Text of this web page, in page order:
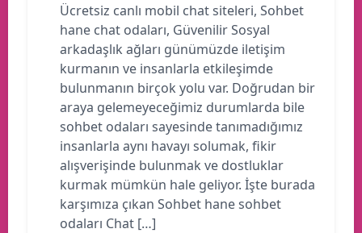
Ücretsiz canlı mobil chat siteleri, Sohbet
hane chat odaları, Güvenilir Sosyal
arkadaşlık ağları günümüzde iletişim
kurmanın ve insanlarla etkileşimde
bulunmanın birçok yolu var. Doğrudan bir
araya gelemeyeceğimiz durumlarda bile
sohbet odaları sayesinde tanımadığımız
insanlarla aynı havayı solumak, fikir
alışverişinde bulunmak ve dostluklar
kurmak mümkün hale geliyor. İşte burada
karşımıza çıkan Sohbet hane sohbet
odaları Chat […]